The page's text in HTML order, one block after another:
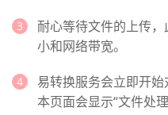
耐心等待文件的上传
小和网络带宽。
易转换服务会立即开始
本页面会显示“文件处